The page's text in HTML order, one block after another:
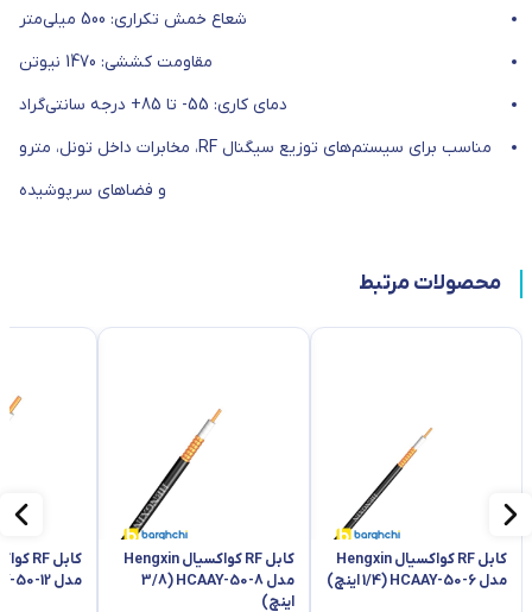
شعاع خمش تکراری: 500 میلی‌متر
مقاومت کششی: 1470 نیوتن
دمای کاری: 55- تا 85+ درجه سانتی‌گراد
مناسب برای سیستم‌های توزیع سیگنال RF، مخابرات داخل تونل، مترو
و فضاهای سرپوشیده
محصولات مرتبط
کابل RF کواکسیال Hengxin
مدل HCAAY-50-6 (1/4 اینچ)
کابل RF کواکسیال Hengxin
مدل HCAAY-50-8 (3/8
اینچ)
مدل HCAAY-50-12 (1/2 اینچ)